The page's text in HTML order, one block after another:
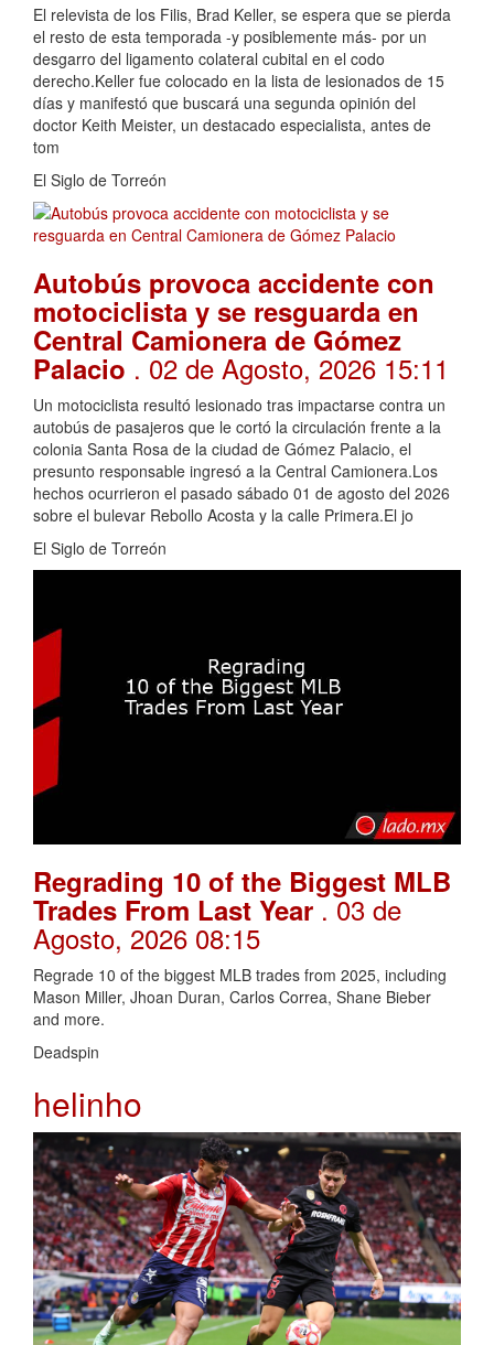
El relevista de los Filis, Brad Keller, se espera que se pierda
el resto de esta temporada -y posiblemente más- por un
desgarro del ligamento colateral cubital en el codo
derecho.Keller fue colocado en la lista de lesionados de 15
días y manifestó que buscará una segunda opinión del
doctor Keith Meister, un destacado especialista, antes de
tom
El Siglo de Torreón
Autobús provoca accidente con
motociclista y se resguarda en
Central Camionera de Gómez
Palacio . 02 de Agosto, 2026 15:11
Un motociclista resultó lesionado tras impactarse contra un
autobús de pasajeros que le cortó la circulación frente a la
colonia Santa Rosa de la ciudad de Gómez Palacio, el
presunto responsable ingresó a la Central Camionera.Los
hechos ocurrieron el pasado sábado 01 de agosto del 2026
sobre el bulevar Rebollo Acosta y la calle Primera.El jo
El Siglo de Torreón
Regrading 10 of the Biggest MLB
Trades From Last Year. 03 de
Agosto, 2026 08:15
Regrade 10 of the biggest MLB trades from 2025, including
Mason Miller, Jhoan Duran, Carlos Correa, Shane Bieber
and more.
Deadspin
helinho